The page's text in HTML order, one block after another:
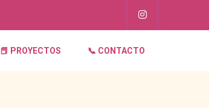
📕 PROYECTOS 📞 CONTACTO